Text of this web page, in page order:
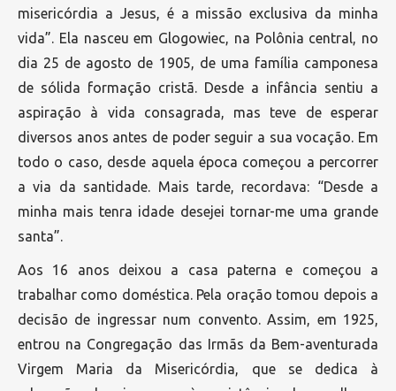
misericórdia a Jesus, é a missão exclusiva da minha
vida”. Ela nasceu em Glogowiec, na Polônia central, no
dia 25 de agosto de 1905, de uma família camponesa
de sólida formação cristã. Desde a infância sentiu a
aspiração à vida consagrada, mas teve de esperar
diversos anos antes de poder seguir a sua vocação. Em
todo o caso, desde aquela época começou a percorrer
a via da santidade. Mais tarde, recordava: “Desde a
minha mais tenra idade desejei tornar-me uma grande
santa”.
Aos 16 anos deixou a casa paterna e começou a
trabalhar como doméstica. Pela oração tomou depois a
decisão de ingressar num convento. Assim, em 1925,
entrou na Congregação das Irmãs da Bem-aventurada
Virgem Maria da Misericórdia, que se dedica à